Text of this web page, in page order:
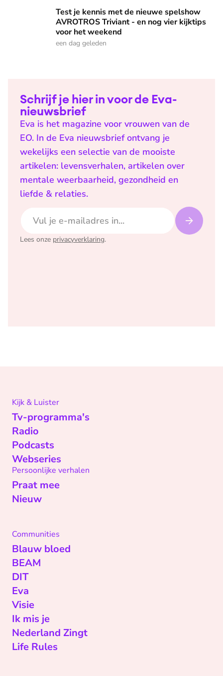
Test je kennis met de nieuwe spelshow AVROTROS
Test je kennis met de nieuwe spelshow
AVROTROS Triviant - en nog vier kijktips
voor het weekend
een dag geleden
Schrijf je hier in voor de Eva-
nieuwsbrief
Eva is het magazine voor vrouwen van de
EO. In de Eva nieuwsbrief ontvang je
wekelijks een selectie van de mooiste
artikelen: levensverhalen, artikelen over
mentale weerbaarheid, gezondheid en
liefde & relaties.
Lees onze privacyverklaring.
Kijk & Luister
Tv-programma's
Radio
Podcasts
Webseries
Persoonlijke verhalen
Praat mee
Nieuw
Communities
Blauw bloed
BEAM
DIT
Eva
Visie
Ik mis je
Nederland Zingt
Life Rules